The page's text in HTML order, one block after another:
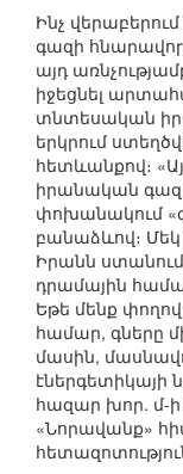
Ինչ
գազի
այդ
իջեցնել
տնտեսական
երկրում
հետևանքով։
իրանական
փոխանակում
բանաձևով։
Իրանն ստանում
դրամային
Եթե մենք
համար, գները
մասին,
էներգետիկայի
հազար խոր. մ-ի
«Նորավանք»